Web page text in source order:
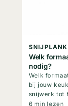
Welk
nodig?
Welk
bij jouw
snijwerk tot
6 min lezen